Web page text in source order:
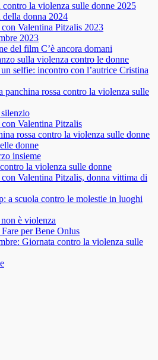
contro la violenza sulle donne 2025
della donna 2024
Valentina Pitzalis 2023
2023
del film C’è ancora domani
sulla violenza contro le donne
selfie: incontro con l’autrice Cristina
panchina rossa contro la violenza sulle
Valentina Pitzalis
rossa contro la violenza sulle donne
donne
insieme
la violenza sulle donne
Valentina Pitzalis, donna vittima di
a scuola contro le molestie in luoghi
è violenza
per Bene Onlus
Giornata contro la violenza sulle